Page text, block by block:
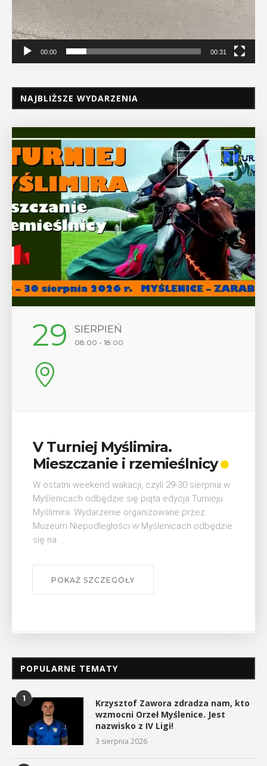
00:00 00:31
NAJBLIŻSZE WYDARZENIA
29 SIERPIEŃ
08:00 - 18:00
V Turniej Myślimira.
Mieszczanie i rzemieślnicy
W ostatni weekend wakacji, czyli 29-30 sierpnia w
Myślenicach odbędzie się piąta edycja Turnieju
Myślimira. Wydarzenie organizowane przez
Muzeum Niepodległości w Myślenicach odbędzie
się na ...
POKAŻ SZCZEGÓŁY
POPULARNE TEMATY
1
Krzysztof Zawora zdradza nam, kto
wzmocni Orzeł Myślenice. Jest
nazwisko z IV Ligi!
3 sierpnia 2026